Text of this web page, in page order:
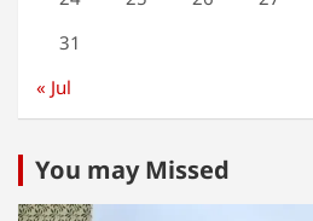
31
« Jul
You may Missed